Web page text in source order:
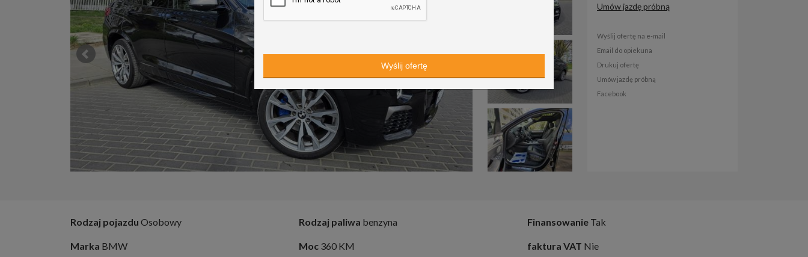
Umów jazdę próbną
Wyślij ofertę na e-mail
Email do opiekuna
Drukuj ofertę
Umów jazdę próbną
Facebook
Rodzaj pojazdu Osobowy
Marka BMW
Rodzaj paliwa benzyna
Moc 360 KM
Finansowanie Tak
faktura VAT Nie